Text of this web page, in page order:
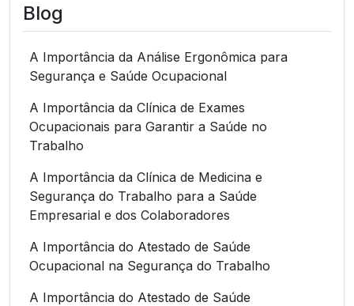
Blog
A Importância da Análise Ergonômica para
Segurança e Saúde Ocupacional
A Importância da Clínica de Exames
Ocupacionais para Garantir a Saúde no
Trabalho
A Importância da Clínica de Medicina e
Segurança do Trabalho para a Saúde
Empresarial e dos Colaboradores
A Importância do Atestado de Saúde
Ocupacional na Segurança do Trabalho
A Importância do Atestado de Saúde